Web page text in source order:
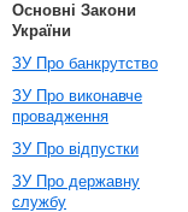
Основні Закони
України
ЗУ Про банкрутство
ЗУ Про виконавче
провадження
ЗУ Про відпустки
ЗУ Про державну
службу